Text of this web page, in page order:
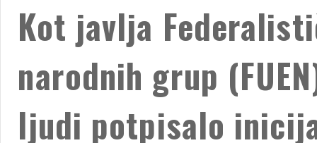
Kot javlja
narodnih grup
ljudi potpisalo